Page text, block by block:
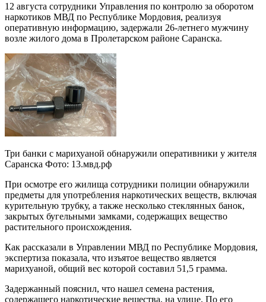
12 августа сотрудники Управления по контролю за оборотом
наркотиков МВД по Республике Мордовия, реализуя
оперативную информацию, задержали 26-летнего мужчину
возле жилого дома в Пролетарском районе Саранска.
Три банки с марихуаной обнаружили оперативники у жителя
Саранска Фото: 13.мвд.рф
При осмотре его жилища сотрудники полиции обнаружили
предметы для употребления наркотических веществ, включая
курительную трубку, а также несколько стеклянных банок,
закрытых бугельными замками, содержащих вещество
растительного происхождения.
Как рассказали в Управлении МВД по Республике Мордовия,
экспертиза показала, что изъятое вещество является
марихуаной, общий вес которой составил 51,5 грамма.
Задержанный пояснил, что нашел семена растения,
содержащего наркотические вещества, на улице. По его